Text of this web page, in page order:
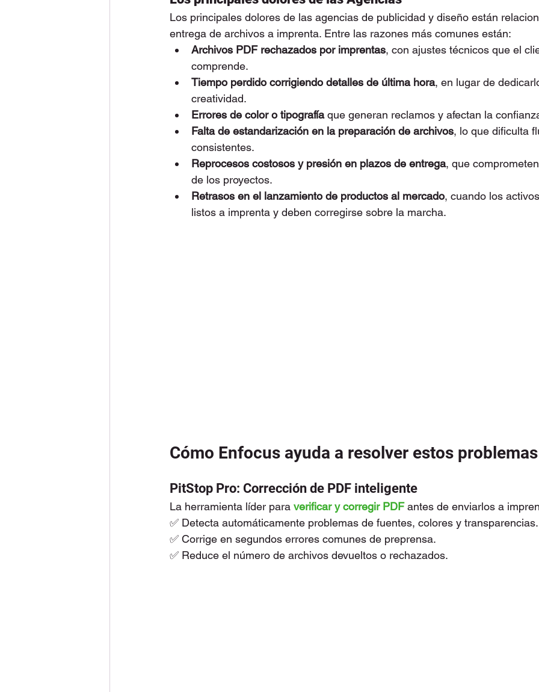
Los principales dolores de las agencias de publicidad y diseño están
entrega de archivos a imprenta. Entre las razones más comunes están:
Archivos PDF rechazados por imprentas, con ajustes técnicos que el
comprende.
Tiempo perdido corrigiendo detalles de última hora, en lugar de
creatividad.
Errores de color o tipografía que generan reclamos y afectan la
Falta de estandarización en la preparación de archivos, lo que dificulta
consistentes.
Reprocesos costosos y presión en plazos de entrega, que
de los proyectos.
Retrasos en el lanzamiento de productos al mercado, cuando los
listos a imprenta y deben corregirse sobre la marcha.
Cómo Enfocus ayuda a resolver estos problemas
PitStop Pro: Corrección de PDF inteligente
La herramienta líder para verificar y corregir PDF antes de enviarlos a
✅ Detecta automáticamente problemas de fuentes, colores y transparencias.
✅ Corrige en segundos errores comunes de preprensa.
✅ Reduce el número de archivos devueltos o rechazados.